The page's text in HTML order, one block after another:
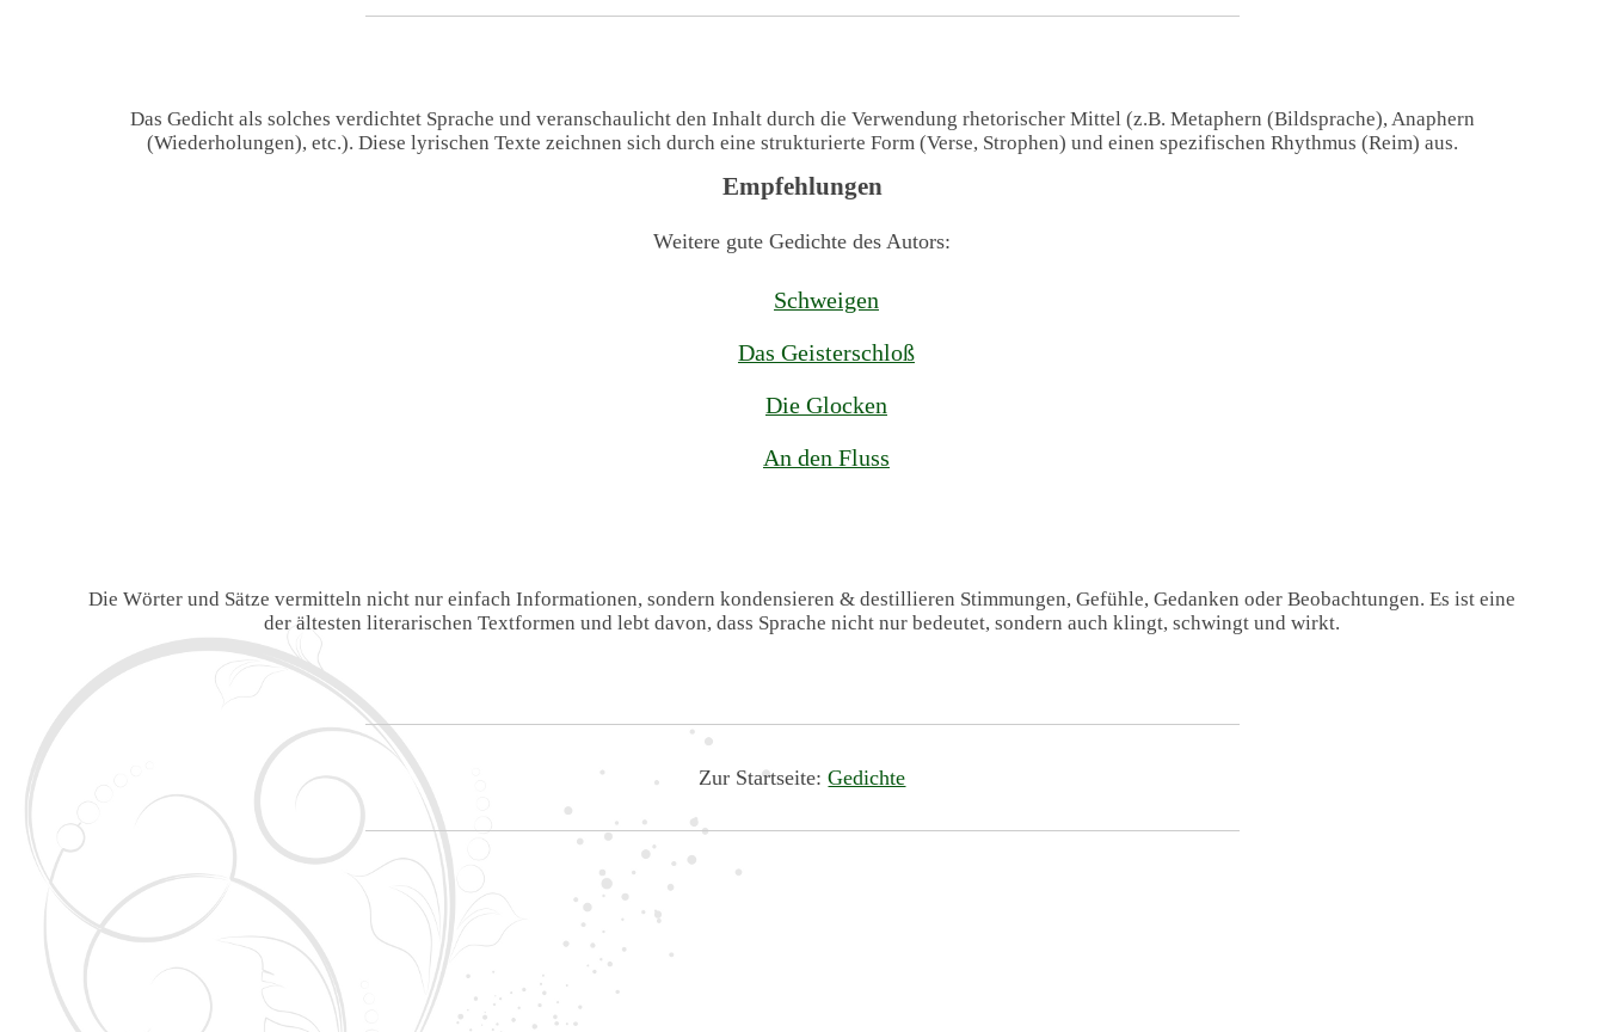
Das Gedicht als solches verdichtet Sprache und veranschaulicht den Inhalt durch die Verwendung rhetorischer Mittel (z.B. Metaphern (Bildsprache), Anaphern
(Wiederholungen), etc.). Diese lyrischen Texte zeichnen sich durch eine strukturierte Form (Verse, Strophen) und einen spezifischen Rhythmus (Reim) aus.
Empfehlungen
Weitere gute Gedichte des Autors:
Schweigen
Das Geisterschloß
Die Glocken
An den Fluss
Die Wörter und Sätze vermitteln nicht nur einfach Informationen, sondern kondensieren & destillieren Stimmungen, Gefühle, Gedanken oder Beobachtungen. Es ist eine
der ältesten literarischen Textformen und lebt davon, dass Sprache nicht nur bedeutet, sondern auch klingt, schwingt und wirkt.
Zur Startseite:Gedichte